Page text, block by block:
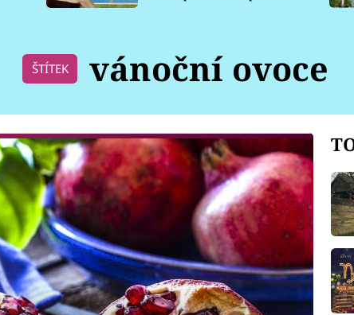
ŠTÍTEK vánoční ovoce